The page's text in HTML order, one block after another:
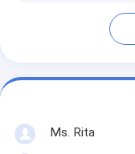
Ms. Rita